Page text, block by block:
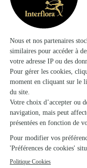
24/04/2026
★ ★ ★ ★ ★
LIVRAISON RAPIDE
LIVRAISON RAPIDE
Trustpilot
les avis de la